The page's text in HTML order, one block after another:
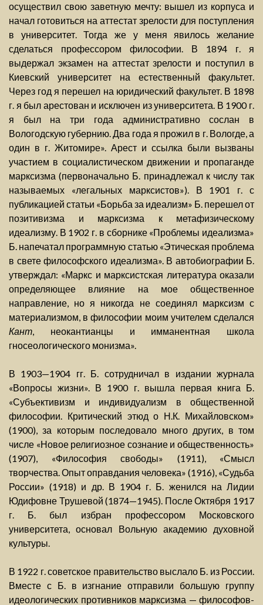
осуществил свою заветную мечту: вышел из корпуса и
начал готовиться на аттестат зрелости для поступления
в университет. Тогда же у меня явилось желание
сделаться профессором философии. В 1894 г. я
выдержал экзамен на аттестат зрелости и поступил в
Киевский университет на естественный факультет.
Через год я перешел на юридический факультет. В 1898
г. я был арестован и исключен из университета. В 1900 г.
я был на три года административно сослан в
Вологодскую губернию. Два года я прожил в г. Вологде, а
один в г. Житомире». Арест и ссылка были вызваны
участием в социалистическом движении и пропаганде
марксизма (первоначально Б. принадлежал к числу так
называемых «легальных марксистов»). В 1901 г. с
публикацией статьи «Борьба за идеализм» Б. перешел от
позитивизма и марксизма к метафизическому
идеализму. В 1902 г. в сборнике «Проблемы идеализма»
Б. напечатал программную статью «Этическая проблема
в свете философского идеализма». В автобиографии Б.
утверждал: «Маркс и марксистская литература оказали
определяющее влияние на мое общественное
направление, но я никогда не соединял марксизм с
материализмом, в философии моим учителем сделался
Кант, неокантианцы и имманентная школа
гносеологического монизма».
В 1903—1904 гг. Б. сотрудничал в издании журнала
«Вопросы жизни». В 1900 г. вышла первая книга Б.
«Субъективизм и индивидуализм в общественной
философии. Критический этюд о Н.К. Михайловском»
(1900), за которым последовало много других, в том
числе «Новое религиозное сознание и общественность»
(1907), «Философия свободы» (1911), «Смысл
творчества. Опыт оправдания человека» (1916), «Судьба
России» (1918) и др. В 1904 г. Б. женился на Лидии
Юдифовне Трушевой (1874—1945). После Октября 1917
г. Б. был избран профессором Московского
университета, основал Вольную академию духовной
культуры.
В 1922 г. советское правительство выслало Б. из России.
Вместе с Б. в изгнание отправили большую группу
идеологических противников марксизма — философов-